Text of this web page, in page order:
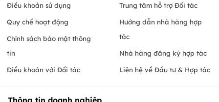
Điều khoản sử dụng
Quy chế hoạt động
Chính sách bảo mật thông
tin
Điều khoản với Đối tác
Trung tâm hỗ trợ Đối tác
Hướng dẫn nhà hàng hợp
tác
Nhà hàng đăng ký hợp tác
Liên hệ về Đầu tư & Hợp tác
Thông tin doanh nghiệp